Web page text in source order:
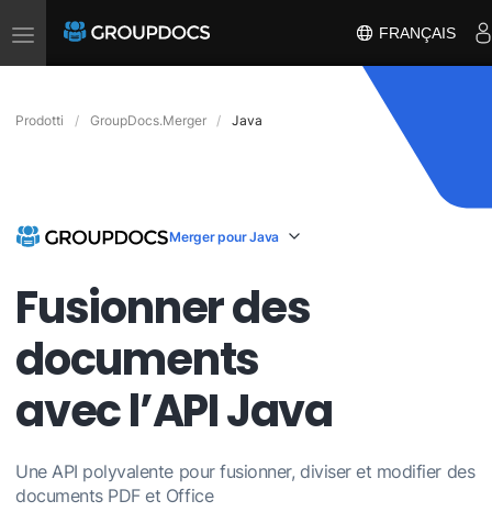
Toggle
navigation
FRANÇAIS
Prodotti GroupDocs.Merger Java
Merger pour Java
Fusionner des
documents
avec l’API Java
Une API polyvalente pour fusionner, diviser et modifier des
documents PDF et Office